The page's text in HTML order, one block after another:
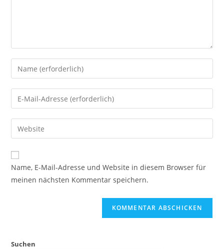
Gib
deinen
Namen
oder
zum
Kommentieren
ein
Gib
deine
E-
Mail-
zum
Kommentieren
ein
Gib
deine
Website-
URL
Name, E-Mail-Adresse und Website in diesem Browser für
meinen nächsten Kommentar speichern.
Suchen